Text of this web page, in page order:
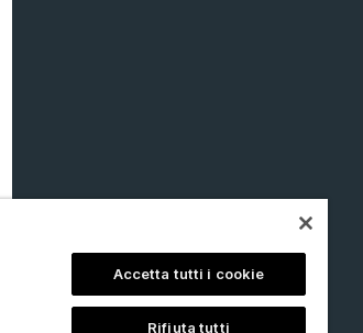
Accetta tutti i cookie
Rifiuta tutti